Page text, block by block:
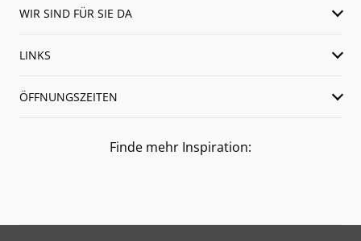
WIR SIND FÜR SIE DA
LINKS
ÖFFNUNGSZEITEN
Finde mehr Inspiration: